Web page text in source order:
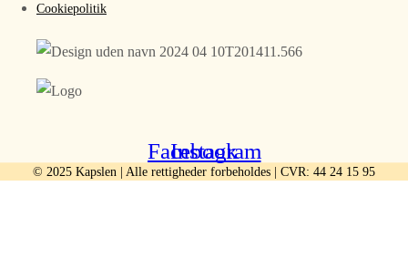
Cookiepolitik
Facebook
Instagram
© 2025 Kapslen | Alle rettigheder forbeholdes | CVR: 44 24 15 95